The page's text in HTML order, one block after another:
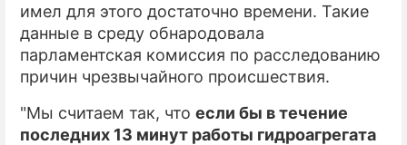
ПРОИСШЕСТВИЯ
СТИЛЬ ЖИЗНИ
СЕРИАЛЫ
имел для этого достаточно времени. Такие
данные в среду обнародовала
парламентская комиссия по расследованию
причин чрезвычайного происшествия.
"Мы считаем так, что если бы в течение
последних 13 минут работы гидроагрегата